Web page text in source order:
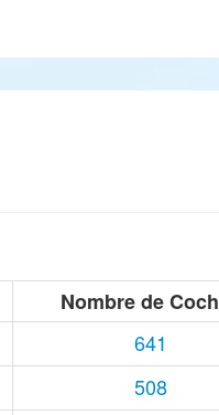
Nombre de
641
508